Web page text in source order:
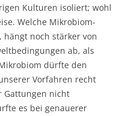
Kulturen isoliert; wohl
Welche Mikrobiom-
hängt noch stärker von
ab, als
dürfte den
Vorfahren recht
Gattungen nicht
es bei genauerer